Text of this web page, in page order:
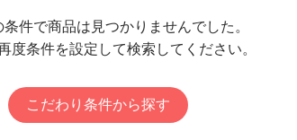
条件で商品は見つかりませんでした。
度条件を設定して検索してください。
こだわり条件から探す